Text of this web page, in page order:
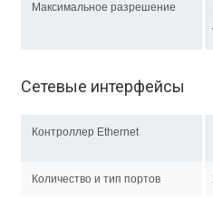
Максимальное разрешение
Сетевые интерфейсы
Контроллер Ethernet
Количество и тип портов